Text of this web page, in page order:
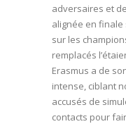
adversaires et
alignée en finale
sur les
remplacés
Erasmus a de
intense, ciblant
accusés de
contacts pour